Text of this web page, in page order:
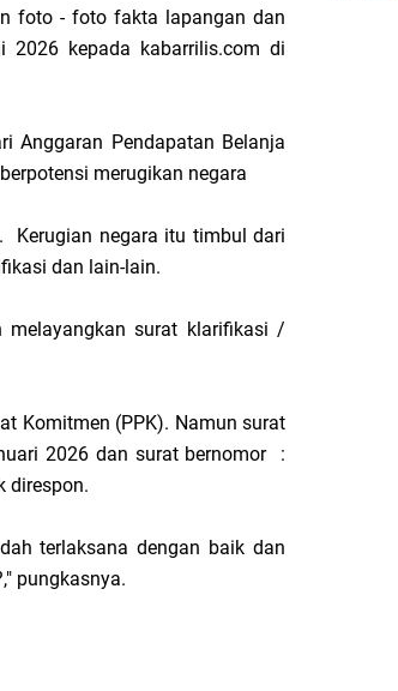
foto - foto fakta lapangan dan
2026 kepada kabarrilis.com di
Anggaran Pendapatan Belanja
merugikan negara
Kerugian negara itu timbul dari
dan lain-lain.
melayangkan surat klarifikasi /
Komitmen (PPK). Namun surat
2026 dan surat bernomor :
direspon.
terlaksana dengan baik dan
pungkasnya.